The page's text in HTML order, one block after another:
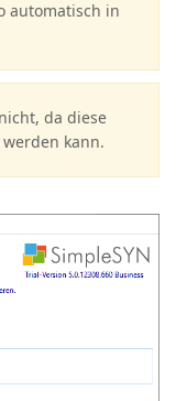
automatisch in
da diese
kann.